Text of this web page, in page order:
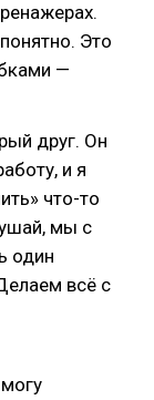
Это
—
друг. Он
и я
что-то
мы с
один
всё с